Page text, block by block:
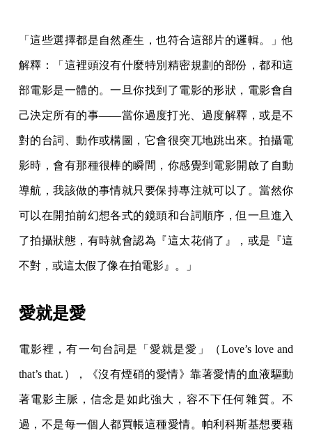
「這些選擇都是自然產生，也符合這部片的邏輯。」他
解釋：「這裡頭沒有什麼特別精密規劃的部份，都和這
部電影是一體的。一旦你找到了電影的形狀，電影會自
己決定所有的事——當你過度打光、過度解釋，或是不
對的台詞、動作或構圖，它會很突兀地跳出來。拍攝電
影時，會有那種很棒的瞬間，你感覺到電影開啟了自動
導航，我該做的事情就只要保持專注就可以了。當然你
可以在開拍前幻想各式的鏡頭和台詞順序，但一旦進入
了拍攝狀態，有時就會認為『這太花俏了』，或是『這
不對，或這太假了像在拍電影』。」
愛就是愛
電影裡，有一句台詞是「愛就是愛」（Love’s love and
that’s that.），《沒有煙硝的愛情》靠著愛情的血液驅動
著電影主脈，信念是如此強大，容不下任何雜質。不
過，不是每一個人都買帳這種愛情。帕利科斯基想要藉